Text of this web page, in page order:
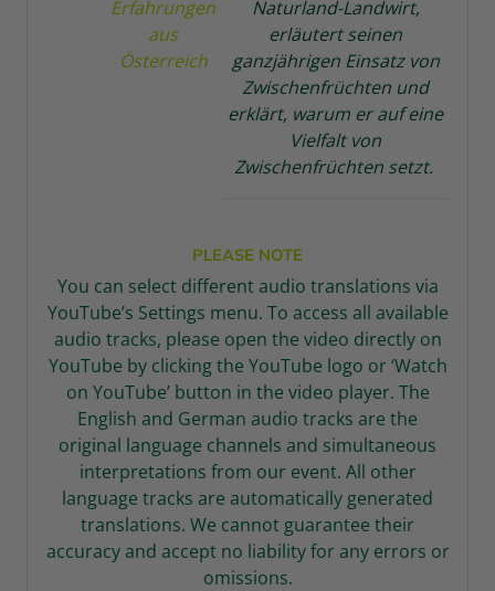
Erfahrungen
aus
Österreich
Naturland-Landwirt,
erläutert seinen
ganzjährigen Einsatz von
Zwischenfrüchten und
erklärt, warum er auf eine
Vielfalt von
Zwischenfrüchten setzt.
PLEASE NOTE
You can select different audio translations via
YouTube’s Settings menu. To access all available
audio tracks, please open the video directly on
YouTube by clicking the YouTube logo or ‘Watch
on YouTube’ button in the video player. The
English and German audio tracks are the
original language channels and simultaneous
interpretations from our event. All other
language tracks are automatically generated
translations. We cannot guarantee their
accuracy and accept no liability for any errors or
omissions.